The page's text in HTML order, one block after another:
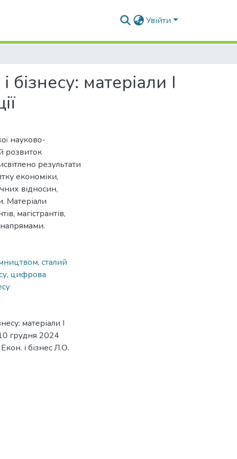
Увійти
бізнесу: матеріали I
науково-
розвиток
результати
економіки,
відносин,
Матеріали
магістрантів,
, сталий
, цифрова
матеріали I
грудня 2024
і бізнес Л.О.